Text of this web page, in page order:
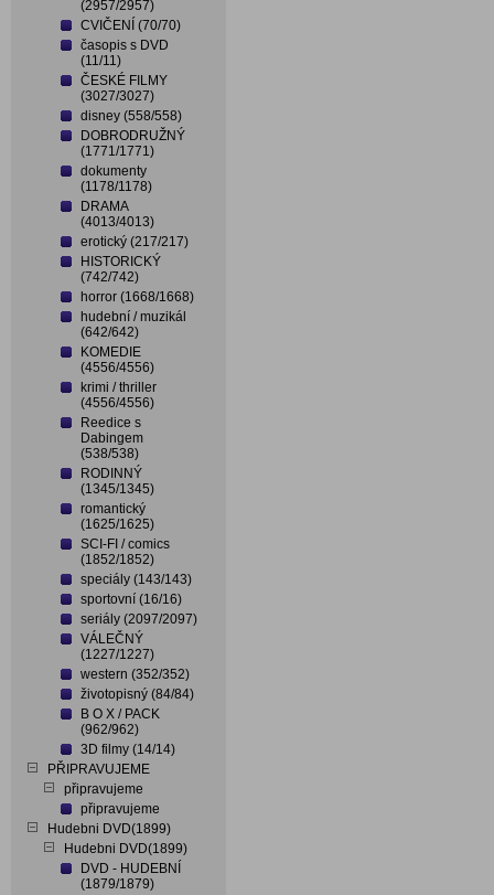
(2957/2957)
CVIČENÍ (70/70)
časopis s DVD
(11/11)
ČESKÉ FILMY
(3027/3027)
disney (558/558)
DOBRODRUŽNÝ
(1771/1771)
dokumenty
(1178/1178)
DRAMA
(4013/4013)
erotický (217/217)
HISTORICKÝ
(742/742)
horror (1668/1668)
hudební / muzikál
(642/642)
KOMEDIE
(4556/4556)
krimi / thriller
(4556/4556)
Reedice s
Dabingem
(538/538)
RODINNÝ
(1345/1345)
romantický
(1625/1625)
SCI-FI / comics
(1852/1852)
speciály (143/143)
sportovní (16/16)
seriály (2097/2097)
VÁLEČNÝ
(1227/1227)
western (352/352)
životopisný (84/84)
B O X / PACK
(962/962)
3D filmy (14/14)
PŘIPRAVUJEME
připravujeme
připravujeme
Hudebni DVD(1899)
Hudebni DVD(1899)
DVD - HUDEBNÍ
(1879/1879)